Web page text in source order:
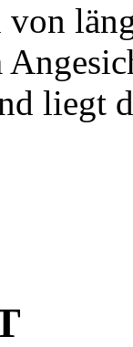
liegt